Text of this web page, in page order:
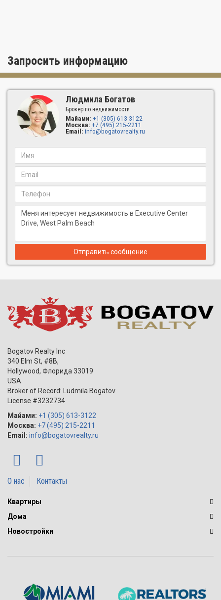
Запросить информацию
Людмила Богатов
Брокер по недвижимости
Майами: +1 (305) 613-3122
Москва: +7 (495) 215-2211
Email: info@bogatovrealty.ru
Отправить сообщение
Bogatov Realty Inc
340 Elm St, #8B,
Hollywood, Флорида 33019
USA
Broker of Record: Ludmila Bogatov
License #3232734
Майами: +1 (305) 613-3122
Москва: +7 (495) 215-2211
Email: info@bogatovrealty.ru
О нас Контакты
Квартиры
Дома
Новостройки